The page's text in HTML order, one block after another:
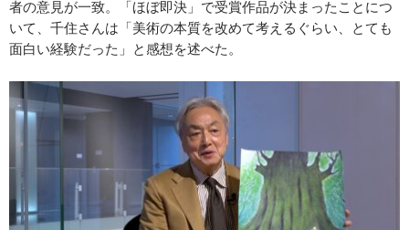
者の意見が一致。「ほぼ即決」で受賞作品が決まったことにつ
いて、千住さんは「美術の本質を改めて考えるぐらい、とても
面白い経験だった」と感想を述べた。